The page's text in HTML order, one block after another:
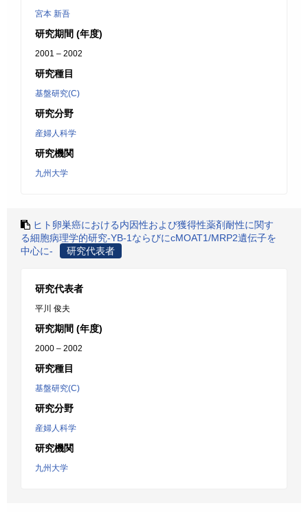
宮本 新吾
研究期間 (年度)
2001 – 2002
研究種目
基盤研究(C)
研究分野
産婦人科学
研究機関
九州大学
ヒト卵巣癌における内因性および獲得性薬剤耐性に関す
る細胞病理学的研究-YB-1ならびにcMOAT1/MRP2遺伝子を
中心に-
研究代表者
研究代表者
平川 俊夫
研究期間 (年度)
2000 – 2002
研究種目
基盤研究(C)
研究分野
産婦人科学
研究機関
九州大学